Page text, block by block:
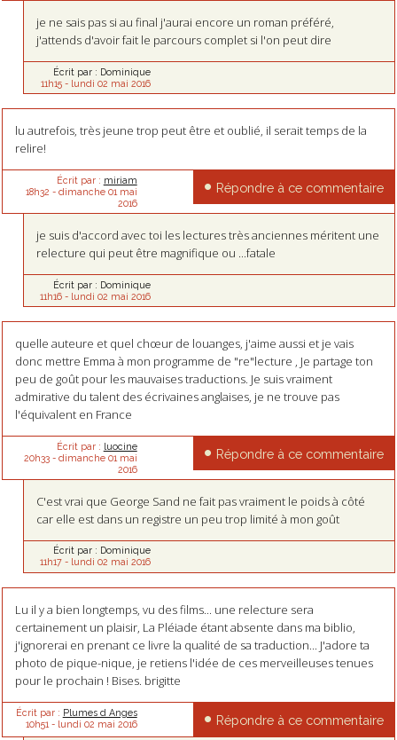
je ne sais pas si au final j'aurai encore un roman préféré,
j'attends d'avoir fait le parcours complet si l'on peut dire
Écrit par : Dominique
11h15- lundi 02 mai 2016
lu autrefois, très jeune trop peut être et oublié, il serait temps de la
relire!
Écrit par : miriam
18h32 - dimanche 01 mai
2016
Répondre à ce commentaire
je suis d'accord avec toi les lectures très anciennes méritent une
relecture qui peut être magnifique ou ...fatale
Écrit par : Dominique
11h16- lundi 02 mai 2016
quelle auteure et quel chœur de louanges, j'aime aussi et je vais
donc mettre Emma à mon programme de "re"lecture , Je partage ton
peu de goût pour les mauvaises traductions. Je suis vraiment
admirative du talent des écrivaines anglaises, je ne trouve pas
l'équivalent en France
Écrit par : luocine
20h33- dimanche 01 mai
2016
Répondre à ce commentaire
C'est vrai que George Sand ne fait pas vraiment le poids à côté
car elle est dans un registre un peu trop limité à mon goût
Écrit par : Dominique
11h17- lundi 02 mai 2016
Lu il y a bien longtemps, vu des films... une relecture sera
certainement un plaisir, La Pléiade étant absente dans ma biblio,
j'ignorerai en prenant ce livre la qualité de sa traduction... J'adore ta
photo de pique-nique, je retiens l'idée de ces merveilleuses tenues
pour le prochain ! Bises. brigitte
Écrit par : Plumes d Anges
10h51 - lundi 02 mai 2016 Répondre à ce commentaire